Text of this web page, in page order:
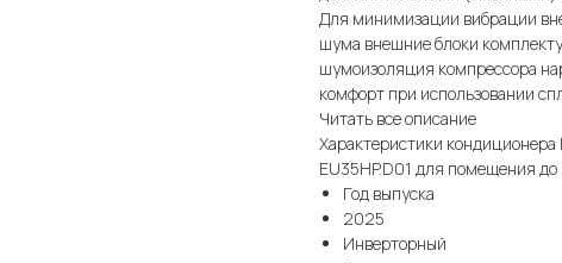
Для минимизации вибрации
шума внешние блоки
шумоизоляция компрессора
комфорт при использовании
Читать все описание
Характеристики кондиционера
EU35HP.D01 для помещения
Год выпуска
2025
Инверторный